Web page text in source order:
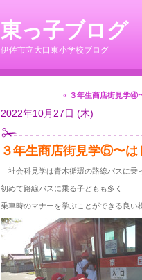
東っ子ブログ
伊佐市立大口東小学校ブログ
« ３年生商店街見学④
2022年10月27日 (木)
３年生商店街見学⑤〜
社会科見学は青木循環の路線バスに乗
初めて路線バスに乗る子どもも多く
乗車時のマナーを学ぶことができる良い